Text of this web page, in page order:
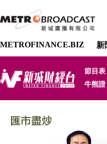
METROFINANCE.BIZ 新
節目表
牛熊證